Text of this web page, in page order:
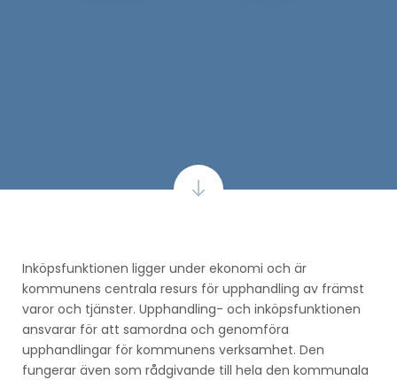
Inköpsfunktionen ligger under ekonomi och är
kommunens centrala resurs för upphandling av främst
varor och tjänster. Upphandling- och inköpsfunktionen
ansvarar för att samordna och genomföra
upphandlingar för kommunens verksamhet. Den
fungerar även som rådgivande till hela den kommunala